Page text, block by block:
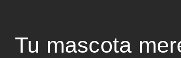
Tu mascota